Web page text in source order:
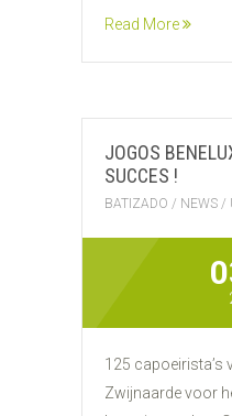
Read More
JOGOS
SUCCES !
BATIZADO / NEWS /
125 capoeirista’s
Zwijnaarde voor